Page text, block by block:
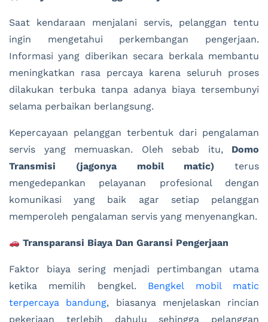
Saat kendaraan menjalani servis, pelanggan tentu
ingin mengetahui perkembangan pengerjaan.
Informasi yang diberikan secara berkala membantu
meningkatkan rasa percaya karena seluruh proses
dilakukan terbuka tanpa adanya biaya tersembunyi
selama perbaikan berlangsung.
Kepercayaan pelanggan terbentuk dari pengalaman
servis yang memuaskan. Oleh sebab itu, Domo
Transmisi (jagonya mobil matic) terus
mengedepankan pelayanan profesional dengan
komunikasi yang baik agar setiap pelanggan
memperoleh pengalaman servis yang menyenangkan.
Transparansi Biaya Dan Garansi Pengerjaan
Faktor biaya sering menjadi pertimbangan utama
ketika memilih bengkel. Bengkel mobil matic
terpercaya bandung, biasanya menjelaskan rincian
pekerjaan terlebih dahulu sehingga pelanggan